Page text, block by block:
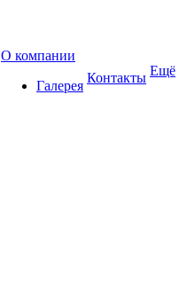
О компании
Галерея
Контакты Ещё